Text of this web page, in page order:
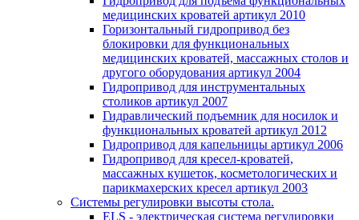
медицинских кроватей артикул 2010
Горизонтальный гидропривод без
блокировки для функциональных
медицинских кроватей, массажных столов и
другого оборудования артикул 2004
Гидропривод для инструментальных
столиков артикул 2007
Гидравлический подъемник для носилок и
функциональных кроватей артикул 2012
Гидропривод для капельницы артикул 2006
Гидропривод для кресел-кроватей,
массажных кушеток, косметологических и
парикмахерских кресел артикул 2003
Системы регулировки высоты стола.
ELS - электрическая система регулировки